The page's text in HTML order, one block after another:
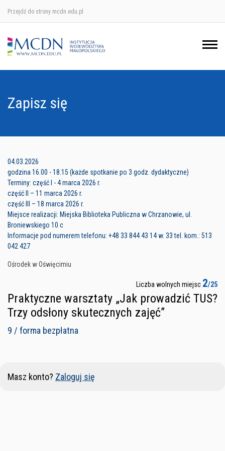
Przejdź do strony mcdn.edu.pl
Zapisz się
04.03.2026
godzina 16.00 - 18.15 (każde spotkanie po 3 godz. dydaktyczne)
Terminy: część I - 4 marca 2026 r.
część II – 11 marca 2026 r.
część III – 18 marca 2026 r.
Miejsce realizacji: Miejska Biblioteka Publiczna w Chrzanowie, ul.
Broniewskiego 10 c
Informacje pod numerem telefonu: +48 33 844 43 14 w. 33 tel. kom.: 513
042 427
Ośrodek w Oświęcimiu
Liczba wolnych miejsc 2/25
Praktyczne warsztaty „Jak prowadzić TUS?
Trzy odsłony skutecznych zajęć”
9 / forma bezpłatna
Masz konto? Zaloguj się
Ośrodek w Krakowie
Ośrodek w Nowym Sączu
Ośrodek w Tarnowie